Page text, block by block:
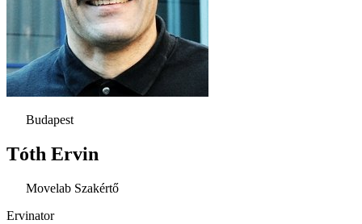
Budapest
Tóth Ervin
Movelab Szakértő
Ervinator